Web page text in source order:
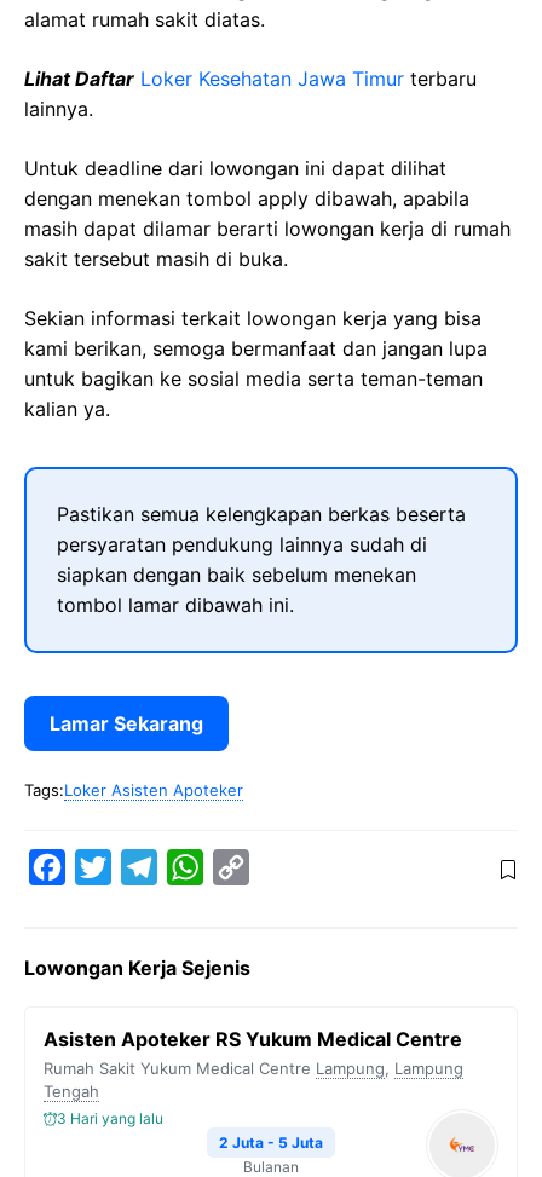
alamat rumah sakit diatas.
Lihat Daftar Loker Kesehatan Jawa Timur terbaru
lainnya.
Untuk deadline dari lowongan ini dapat dilihat
dengan menekan tombol apply dibawah, apabila
masih dapat dilamar berarti lowongan kerja di rumah
sakit tersebut masih di buka.
Sekian informasi terkait lowongan kerja yang bisa
kami berikan, semoga bermanfaat dan jangan lupa
untuk bagikan ke sosial media serta teman-teman
kalian ya.
Pastikan semua kelengkapan berkas beserta
persyaratan pendukung lainnya sudah di
siapkan dengan baik sebelum menekan
tombol lamar dibawah ini.
Lamar Sekarang
Tags:Loker Asisten Apoteker
e
o
o
k
t
e
e
r
m
W
t
A
y
i
Lowongan Kerja Sejenis
Asisten Apoteker RS Yukum Medical Centre
Rumah Sakit Yukum Medical Centre Lampung, Lampung
Tengah
3 Hari yang lalu
2 Juta - 5 Juta
Bulanan